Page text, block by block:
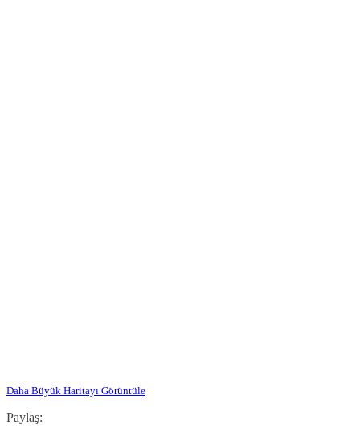
Daha Büyük Haritayı Görüntüle
Paylaş: